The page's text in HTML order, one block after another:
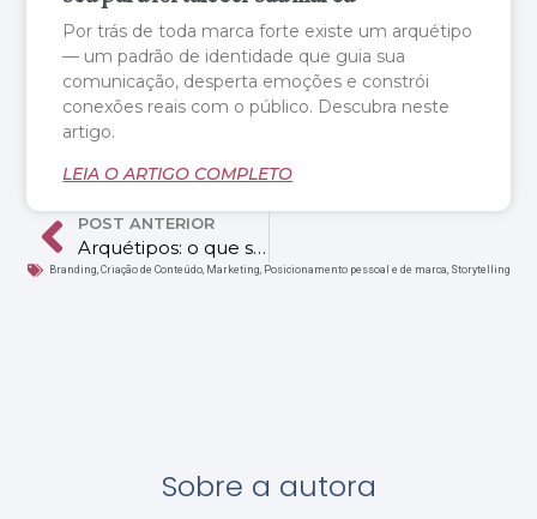
Por trás de toda marca forte existe um arquétipo
— um padrão de identidade que guia sua
comunicação, desperta emoções e constrói
conexões reais com o público. Descubra neste
artigo.
LEIA O ARTIGO COMPLETO
POST ANTERIOR
Arquétipos: o que são e como identificar o seu para fortalecer sua marca
Branding Criação de Conteúdo, Marketing Posicionamento pessoal e de marca Storytelling
Sobre a autora